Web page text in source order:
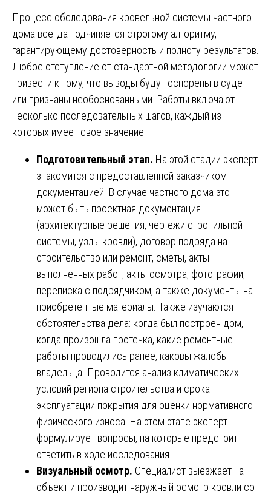
Процесс обследования кровельной системы частного
дома всегда подчиняется строгому алгоритму,
гарантирующему достоверность и полноту результатов.
Любое отступление от стандартной методологии может
привести к тому, что выводы будут оспорены в суде
или признаны необоснованными. Работы включают
несколько последовательных шагов, каждый из
которых имеет свое значение.
Подготовительный этап. На этой стадии эксперт
знакомится с предоставленной заказчиком
документацией. В случае частного дома это
может быть проектная документация
(архитектурные решения, чертежи стропильной
системы, узлы кровли), договор подряда на
строительство или ремонт, сметы, акты
выполненных работ, акты осмотра, фотографии,
переписка с подрядчиком, а также документы на
приобретенные материалы. Также изучаются
обстоятельства дела: когда был построен дом,
когда произошла протечка, какие ремонтные
работы проводились ранее, каковы жалобы
владельца. Проводится анализ климатических
условий региона строительства и срока
эксплуатации покрытия для оценки нормативного
физического износа. На этом этапе эксперт
формулирует вопросы, на которые предстоит
ответить в ходе исследования.
Визуальный осмотр. Специалист выезжает на
объект и производит наружный осмотр кровли со